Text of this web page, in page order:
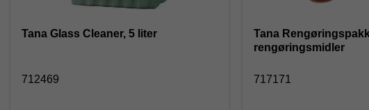
Tana Glass Cleaner, 5 liter
712469
Tana
rengøringsmidler
717171